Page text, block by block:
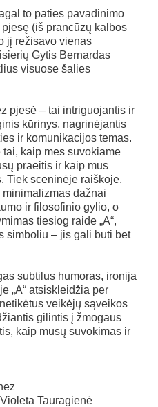
to paties pavadinimo
(iš prancūzų kalbos
jį režisavo vienas
Gytis Bernardas
visuose šalies
pjesė – tai intriguojantis ir
kūrinys, nagrinėjantis
ir komunikacijos temas.
kaip mes suvokiame
praeitis ir kaip mus
Tiek sceninėje raiškoje,
dažnai
ir filosofinio gylio, o
tiesiog raide „A“,
simboliu – jis gali būti bet
subtilus humoras, ironija
„A“ atsiskleidžia per
veikėjų sąveikos
gilintis į žmogaus
kaip mūsų suvokimas ir
Tauragienė